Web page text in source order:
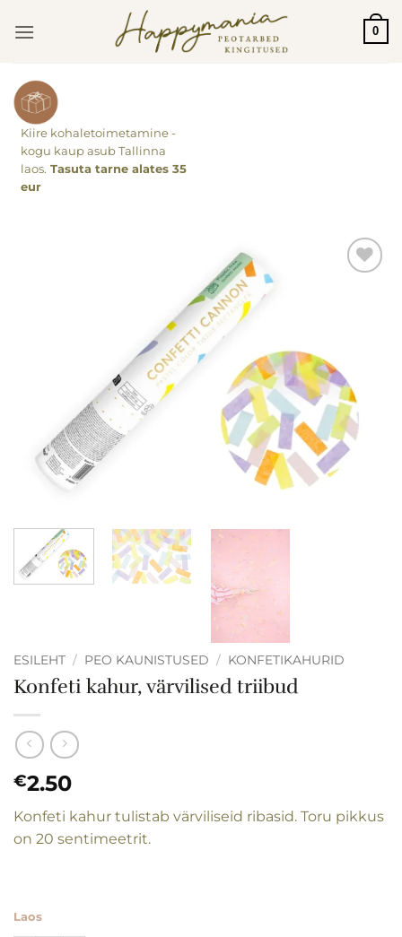
0
Kiire kohaletoimetamine -
kogu kaup asub Tallinna
laos. Tasuta tarne alates 35
eur
ESILEHT / PEO KAUNISTUSED / KONFETIKAHURID
Konfeti kahur, värvilised triibud
€2.50
Konfeti kahur tulistab värviliseid ribasid. Toru pikkus
on 20 sentimeetrit.
Laos